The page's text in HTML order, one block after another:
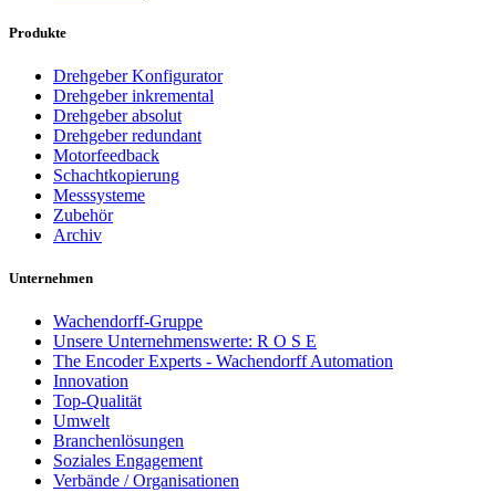
Produkte
Drehgeber Konfigurator
Drehgeber inkremental
Drehgeber absolut
Drehgeber redundant
Motorfeedback
Schachtkopierung
Messsysteme
Zubehör
Archiv
Unternehmen
Wachendorff-Gruppe
Unsere Unternehmenswerte: R O S E
The Encoder Experts - Wachendorff Automation
Innovation
Top-Qualität
Umwelt
Branchenlösungen
Soziales Engagement
Verbände / Organisationen